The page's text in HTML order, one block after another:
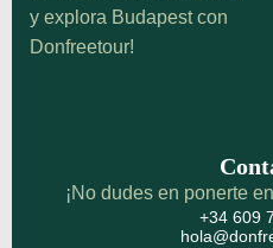
y explora Budapest con
Donfreetour!
¡No dudes en ponerte
+34 609